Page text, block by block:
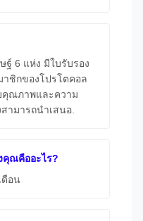
ฐ์ 6 แห่ง มีใบรับรอง
าชิกของโปรโตคอล
คุณภาพและความ
ามารถนําเสนอ.
คุณคืออะไร?
ดือน